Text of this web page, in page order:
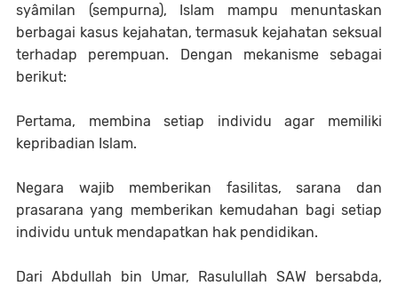
syâmilan (sempurna), Islam mampu menuntaskan
berbagai kasus kejahatan, termasuk kejahatan seksual
terhadap perempuan. Dengan mekanisme sebagai
berikut:
Pertama, membina setiap individu agar memiliki
kepribadian Islam.
Negara wajib memberikan fasilitas, sarana dan
prasarana yang memberikan kemudahan bagi setiap
individu untuk mendapatkan hak pendidikan.
Dari Abdullah bin Umar, Rasulullah SAW bersabda,